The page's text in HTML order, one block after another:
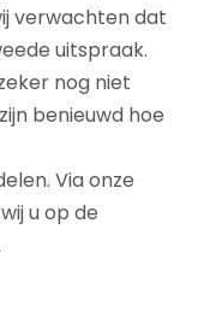
verwachten dat
uitspraak.
nog niet
benieuwd hoe
Via onze
u op de